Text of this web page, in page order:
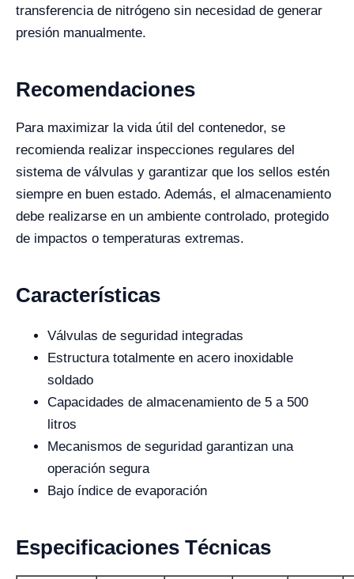
transferencia de nitrógeno sin necesidad de generar
presión manualmente.
Recomendaciones
Para maximizar la vida útil del contenedor, se
recomienda realizar inspecciones regulares del
sistema de válvulas y garantizar que los sellos estén
siempre en buen estado. Además, el almacenamiento
debe realizarse en un ambiente controlado, protegido
de impactos o temperaturas extremas.
Características
Válvulas de seguridad integradas
Estructura totalmente en acero inoxidable
soldado
Capacidades de almacenamiento de 5 a 500
litros
Mecanismos de seguridad garantizan una
operación segura
Bajo índice de evaporación
Especificaciones Técnicas